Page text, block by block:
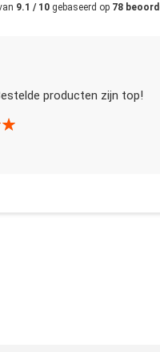
9.1 / 10 gebaseerd op 78
producten zijn top!